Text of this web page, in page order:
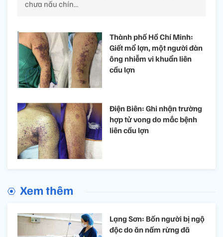
chưa nấu chín…
Thành phố Hồ Chí Minh:
Giết mổ lợn, một người đàn
ông nhiễm vi khuẩn liên
cầu lợn
Điện Biên: Ghi nhận trường
hợp tử vong do mắc bệnh
liên cầu lợn
Xem thêm
Lạng Sơn: Bốn người bị ngộ
độc do ăn nấm rừng đã